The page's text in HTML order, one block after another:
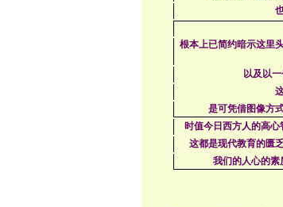
根本上已简约暗示这里
以及以
是可凭借图像方
时值今日西方人的高
这都是现代教育的匮
我们的人心的素